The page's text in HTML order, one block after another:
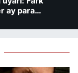
ay para